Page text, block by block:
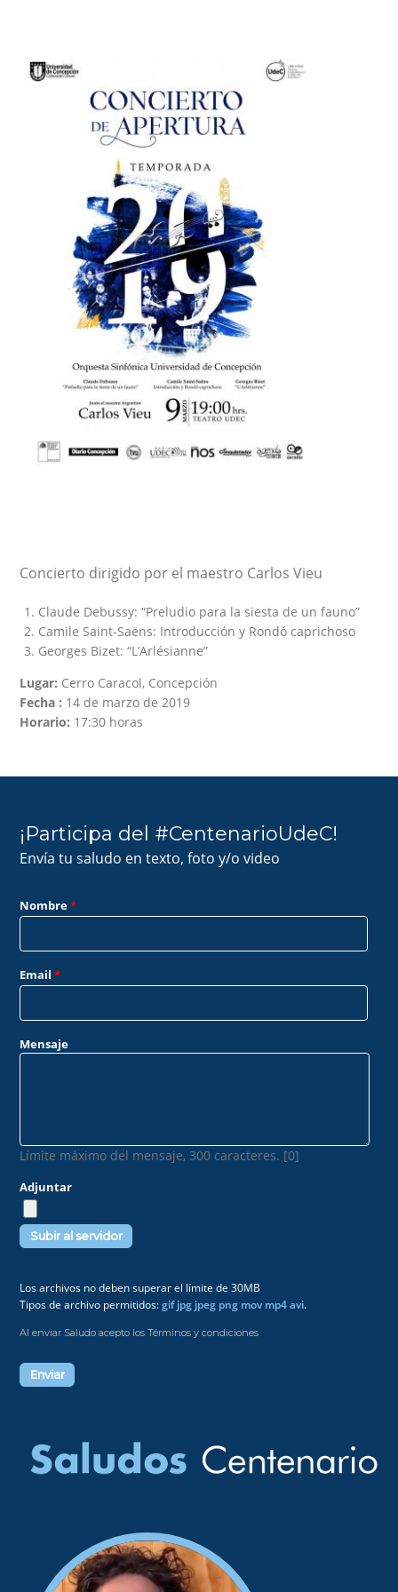
Concierto dirigido por el maestro Carlos Vieu
Claude Debussy: “Preludio para la siesta de un fauno”
Camile Saint-Saëns: Introducción y Rondó caprichoso
Georges Bizet: “L’Arlésianne”
Lugar: Cerro Caracol, Concepción
Fecha : 14 de marzo de 2019
Horario: 17:30 horas
¡Participa del #CentenarioUdeC!
Envía tu saludo en texto, foto y/o video
Nombre*
Email*
Mensaje
Límite máximo del mensaje, 300 caracteres. [0]
Adjuntar
Los archivos no deben superar el límite de 30MB
Tipos de archivo permitidos:gif jpg jpeg png mov mp4 avi.
Al enviar Saludo acepto los Términos y condiciones